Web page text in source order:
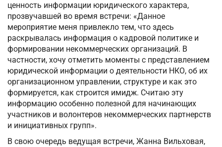
ценность информации юридического характера,
прозвучавшей во время встречи: «Данное
мероприятие меня привлекло тем, что здесь
раскрывалась информация о кадровой политике и
формировании некоммерческих организаций. В
частности, хочу отметить моменты с представлением
юридической информации о деятельности НКО, об их
организационном управлении, структуре и как это
формируется, как строится имидж. Считаю эту
информацию особенно полезной для начинающих
участников и волонтеров некоммерческих партнерств
и инициативных групп».
В свою очередь ведущая встречи, Жанна Вильховая,